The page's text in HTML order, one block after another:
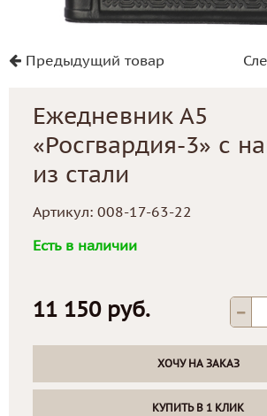
Предыдущий товар
Ежедневник А5
«Росгвардия-3» с
из стали
Артикул: 008-17-63-22
Есть в наличии
11 150 руб.
ХОЧУ НА ЗАКАЗ
КУПИТЬ В 1 КЛИК